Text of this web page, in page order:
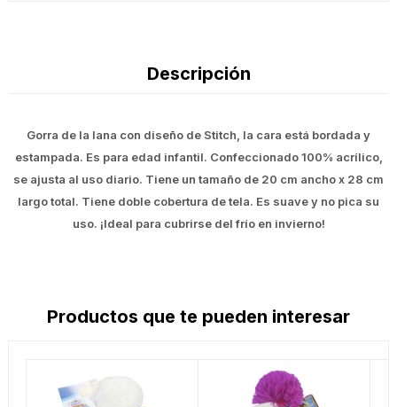
Descripción
Gorra de la lana con diseño de Stitch, la cara está bordada y
estampada. Es para edad infantil. Confeccionado 100% acrílico,
se ajusta al uso diario. Tiene un tamaño de 20 cm ancho x 28 cm
largo total. Tiene doble cobertura de tela. Es suave y no pica su
uso. ¡Ideal para cubrirse del frío en invierno!
Productos que te pueden interesar